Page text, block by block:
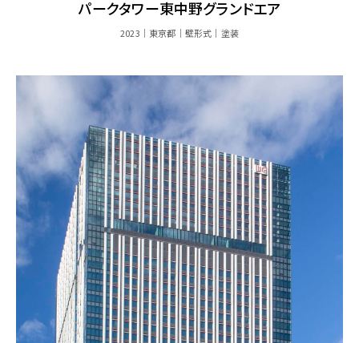
パークタワー東中野グランドエア
2023 東京都 壁形式 塗装